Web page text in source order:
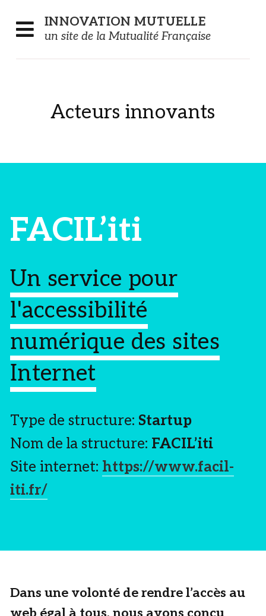
INNOVATION MUTUELLE
un site de la Mutualité Française
Acteurs innovants
FACIL’iti
Un service pour
l'accessibilité
numérique des sites
Internet
Type de structure: Startup
Nom de la structure: FACIL’iti
Site internet: https://www.facil-
iti.fr/
Dans une volonté de rendre l’accès au